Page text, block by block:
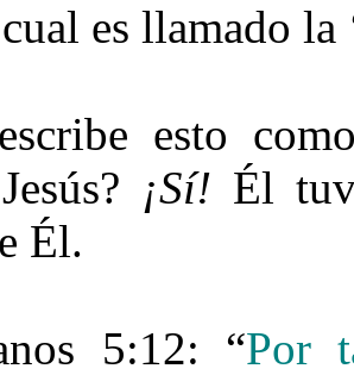
es llamado la
esto
¡Sí! Él
Él.
5:12: “Por